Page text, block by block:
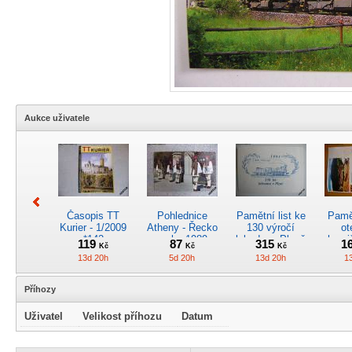
Aukce uživatele
Časopis TT
Kurier - 1/2009
*142
119Kč
13d 20h
Pohlednice
Atheny - Řecko
z roku 1989.
Nová nepoužitá
*5019
87 Kč
5d 20h
Pamětní list ke
130 výročí
lokodepa Plzeň
*2963
315 Kč
13d 20h
Kreslený 4osý osob. Časopis
Příhozy
Uživatel Velikost příhozu Datum